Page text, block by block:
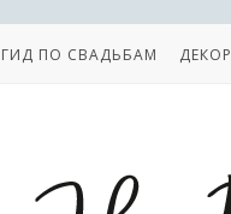
ГИД ПО СВАДЬБАМ ДЕКОР